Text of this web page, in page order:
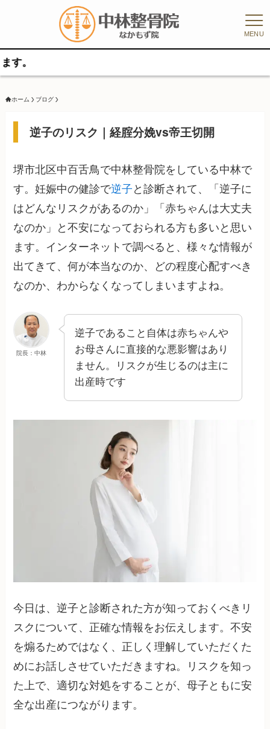
MENU
ホーム ブログ
逆子のリスク｜経腟分娩vs帝王切開
堺市北区中百舌鳥で中林整骨院をしている中林で
す。妊娠中の健診で逆子 と診断されて、「逆子に
はどんなリスクがあるのか」「赤ちゃんは大丈夫
なのか」と不安になっておられる方も多いと思い
ます。インターネットで調べると、様々な情報が
出てきて、何が本当なのか、どの程度心配すべき
なのか、わからなくなってしまいますよね。
院長：中林
逆子であること自体は赤ちゃんや
お母さんに直接的な悪影響はあり
ません。リスクが生じるのは主に
出産時です
今日は、逆子と診断された方が知っておくべきリ
スクについて、正確な情報をお伝えします。不安
を煽るためではなく、正しく理解していただくた
めにお話しさせていただきますね。リスクを知っ
た上で、適切な対処をすることが、母子ともに安
全な出産につながります。